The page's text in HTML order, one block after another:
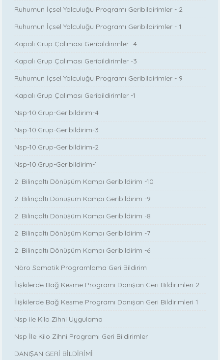
Ruhumun İçsel Yolculuğu Programı Geribildirimler - 2
Ruhumun İçsel Yolculuğu Programı Geribildirimler - 1
Kapalı Grup Çalıması Geribildirimler -4
Kapalı Grup Çalıması Geribildirimler -3
Ruhumun İçsel Yolculuğu Programı Geribildirimler - 9
Kapalı Grup Çalıması Geribildirimler -1
Nsp-10.Grup-Geribildirim-4
Nsp-10.Grup-Geribildirim-3
Nsp-10.Grup-Geribildirim-2
Nsp-10.Grup-Geribildirim-1
2. Bilinçaltı Dönüşüm Kampı Geribildirim -10
2. Bilinçaltı Dönüşüm Kampı Geribildirim -9
2. Bilinçaltı Dönüşüm Kampı Geribildirim -8
2. Bilinçaltı Dönüşüm Kampı Geribildirim -7
2. Bilinçaltı Dönüşüm Kampı Geribildirim -6
Nöro Somatik Programlama Geri Bildirim
İlişkilerde Bağ Kesme Programı Danışan Geri Bildirimleri 2
İlişkilerde Bağ Kesme Programı Danışan Geri Bildirimleri 1
Nsp ile Kilo Zihni Uygulama
Nsp İle Kilo Zihni Programı Geri Bildirimler
DANIŞAN GERİ BİLDİRİMİ